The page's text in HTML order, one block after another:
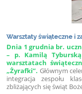
Warsztaty świąteczne i
Dnia 1 grudnia br.
– p. Kamilą
warsztatach
„Żyrafki”. Głównym
integracja zespołu
zbliżających się świąt